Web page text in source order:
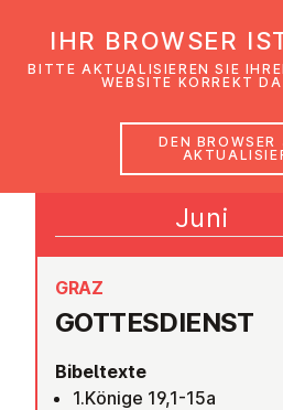
GOT­TES­DIENST
GRAZ
Bibeltexte
1.Könige 19,1-15a
22
Juni
IHR BROWSER
BITTE AKTUALISIEREN SIE
WEBSITE KORREKT
DEN BROWSER